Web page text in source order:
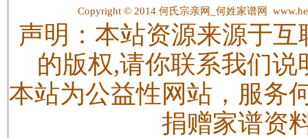
Copyright © 2014 何氏宗亲网_何姓家谱网
声明：本站资源来源于
的版权,请你联系我们
本站为公益性网站，服务
捐赠家谱资